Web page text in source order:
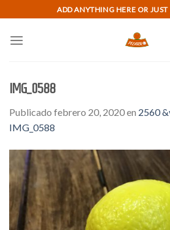
to
content
ADD ANYTHING HERE OR
IMG_0588
Publicado febrero 20, 2020en 2560
IMG_0588